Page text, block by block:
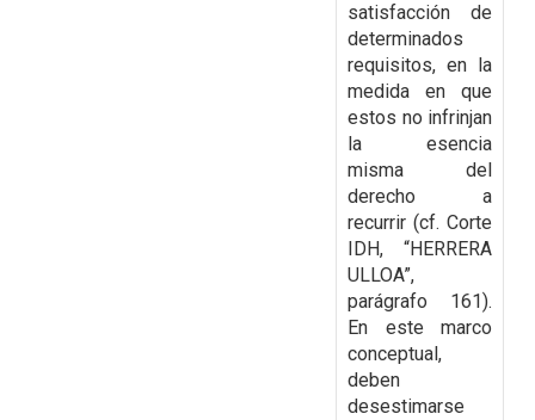
satisfacción de
determinados
requisitos, en la
medida en que
estos no infrinjan
la esencia
misma del
derecho a
recurrir (cf. Corte
IDH, “HERRERA
ULLOA”,
parágrafo 161).
En este marco
conceptual,
deben
desestimarse